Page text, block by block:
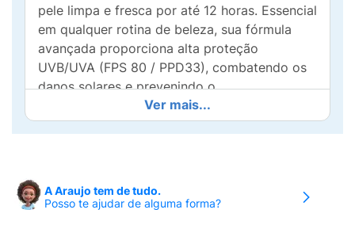
pele limpa e fresca por até 12 horas. Essencial
em qualquer rotina de beleza, sua fórmula
avançada proporciona alta proteção
UVB/UVA (FPS 80 / PPD33), combatendo os
danos solares e prevenindo o
fotoenvelhecimento.
Com uma textura leve e confortável, o
longo do dia, sem deixar resíduos. Além de
proteger, ele ajuda a reduzir o brilho
Ver mais...
A Araujo tem de tudo.
Posso te ajudar de alguma forma?